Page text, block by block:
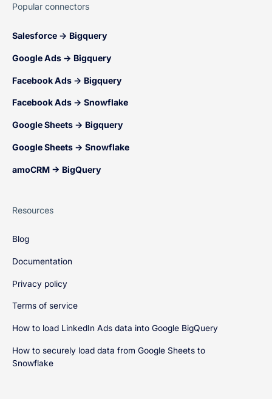
Popular connectors
Salesforce → Bigquery
Google Ads → Bigquery
Facebook Ads → Bigquery
Facebook Ads → Snowflake
Google Sheets → Bigquery
Google Sheets → Snowflake
amoCRM → BigQuery
Resources
Blog
Documentation
Privacy policy
Terms of service
How to load LinkedIn Ads data into Google BigQuery
How to securely load data from Google Sheets to
Snowflake